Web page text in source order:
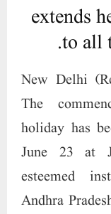
extends
to all
New Delhi
The
holiday has
June 23 at
esteemed
Andhra